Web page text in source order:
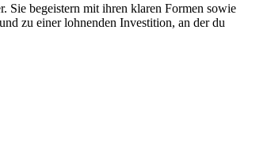
Sie begeistern mit ihren klaren Formen sowie
zu einer lohnenden Investition, an der du